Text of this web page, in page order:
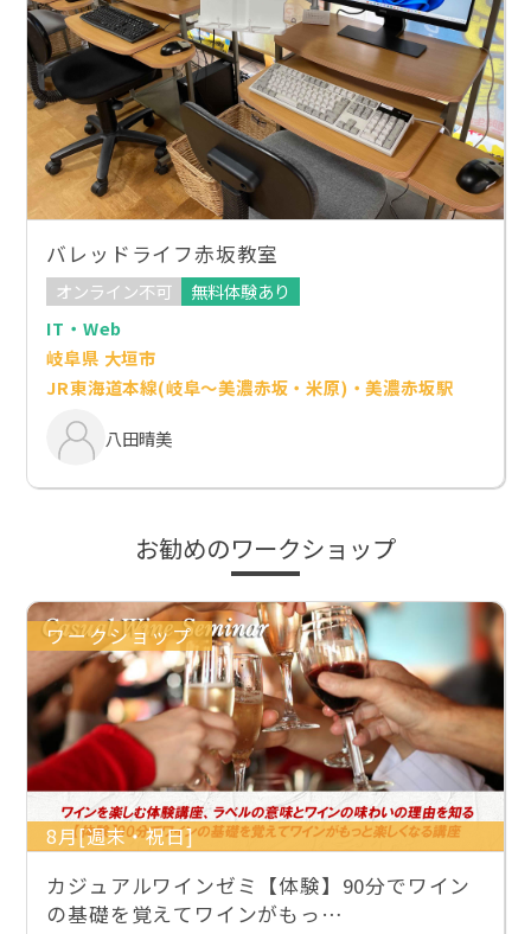
バレッドライフ赤坂教室
オンライン不可
無料体験あり
IT・Web
岐阜県 大垣市
JR東海道本線(岐阜～美濃赤坂・米原)・美濃赤坂駅
八田晴美
お勧めのワークショップ
ワークショップ
8月[週末・祝日]
カジュアルワインゼミ【体験】90分でワイン
の基礎を覚えてワインがもっ…